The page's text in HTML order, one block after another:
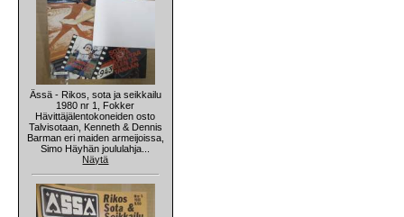
Ässä - Rikos, sota ja seikkailu
1980 nr 1, Fokker
Hävittäjälentokoneiden osto
Talvisotaan, Kenneth & Dennis
Barman eri maiden armeijoissa,
Simo Häyhän joululahja...
Näytä